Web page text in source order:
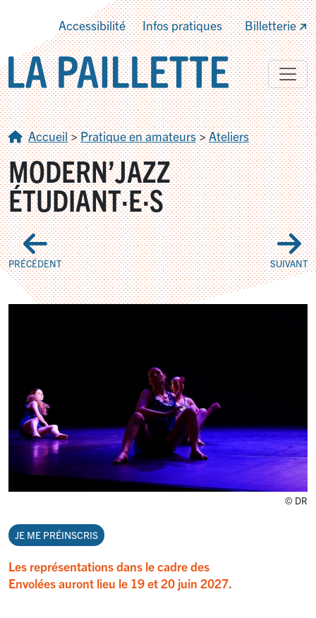
Accessibilité Infos pratiques Billetterie
Accueil>Pratique en amateurs>Ateliers
MODERN’JAZZ
ÉTUDIANT·E·S
PRÉCÉDENT SUIVANT
© DR
JE ME PRÉINSCRIS
Les représentations dans le cadre des
Envolées auront lieu le 19 et 20 juin 2027.